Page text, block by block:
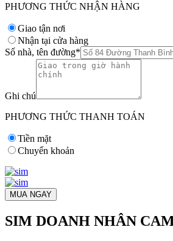
PHƯƠNG THỨC NHẬN HÀNG
Giao tận nơi
Nhận tại cửa hàng
Số nhà, tên đường*
Ghi chú
PHƯƠNG THỨC THANH TOÁN
Tiền mặt
Chuyển khoản
MUA NGAY
SIM DOANH NHÂN